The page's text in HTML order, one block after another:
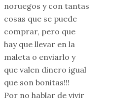
noruegos y con tantas
cosas que se puede
comprar, pero que
hay que llevar en la
maleta o enviarlo y
que valen dinero igual
que son bonitas!!!
Por no hablar de vivir